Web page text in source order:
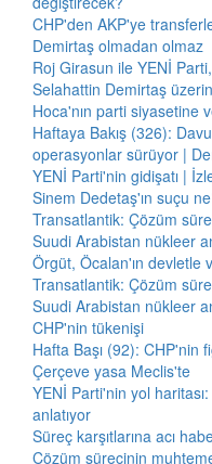
CHP'den AKP'ye
Demirtaş olmadan olmaz
Roj Girasun ile YENİ
Selahattin Demirtaş
Hoca'nın parti siyasetine
Haftaya Bakış (326):
operasyonlar sürüyor |
YENİ Parti'nin gidişatı |
Sinem Dedetaş'ın suçu
Transatlantik: Çözüm
Suudi Arabistan nükleer
Örgüt, Öcalan'ın devletle
Transatlantik: Çözüm
Suudi Arabistan nükleer
CHP'nin tükenişi
Hafta Başı (92): CHP'nin
Çerçeve yasa Meclis'te
YENİ Parti'nin yol
anlatıyor
Süreç karşıtlarına acı
Çözüm sürecinin